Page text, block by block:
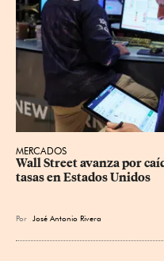
MERCADOS
Wall Street avanza por
tasas en Estados Unidos
Por José Antonio Rivera